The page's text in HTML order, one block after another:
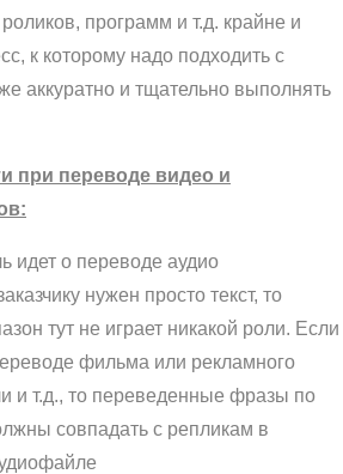
программ и т.д. крайне и
к которому надо подходить с
аккуратно и тщательно выполнять
при переводе видео и
идет о переводе аудио
нужен просто текст, то
тут не играет никакой роли. Если
фильма или рекламного
и т.д., то переведенные фразы по
совпадать с репликам в